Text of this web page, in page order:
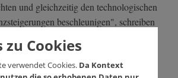
und gleichzeitig den technologischen
beschleunigen", schreiben
Das Pariser Abkommen enthalte
und Gerechtigkeitsv­erpflichtungen.
erfordere neben den
zu Cookies
verwendet Cookies. Da Kontext